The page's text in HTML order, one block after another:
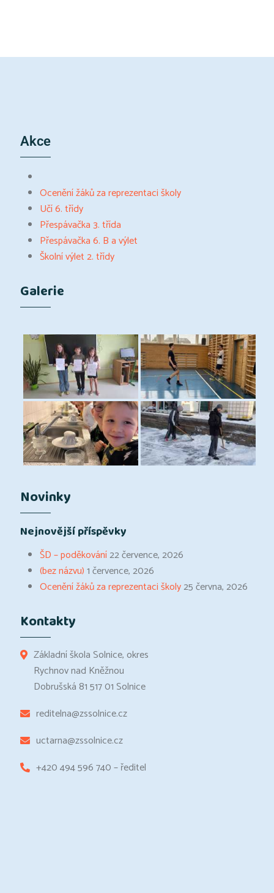
Akce
Ocenění žáků za reprezentaci školy
Učí 6. třídy
Přespávačka 3. třída
Přespávačka 6. B a výlet
Školní výlet 2. třídy
Galerie
Novinky
Nejnovější příspěvky
ŠD – poděkování22 července, 2026
(bez názvu)1 července, 2026
Ocenění žáků za reprezentaci školy25 června, 2026
Kontakty
Základní škola Solnice, okres
Rychnov nad Kněžnou
Dobrušská 81 517 01 Solnice
reditelna@zssolnice.cz
uctarna@zssolnice.cz
+420 494 596 740 – ředitel